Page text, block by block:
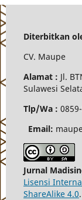
Diterbitkan
CV. Maupe
Alamat : Jl.
Sulawesi
Tlp/Wa :
Email:
Jurnal
Lisensi
ShareAlike 4.0.